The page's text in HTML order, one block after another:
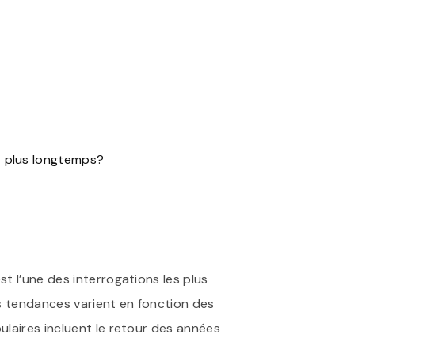
longtemps?
l’une des interrogations les plus
tendances varient en fonction des
incluent le retour des années